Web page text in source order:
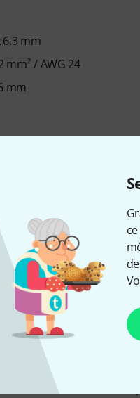
6,3 mm
mm² / AWG 24
mm
différentes
0,46 mm, 0,71 mm,
ou remboursé